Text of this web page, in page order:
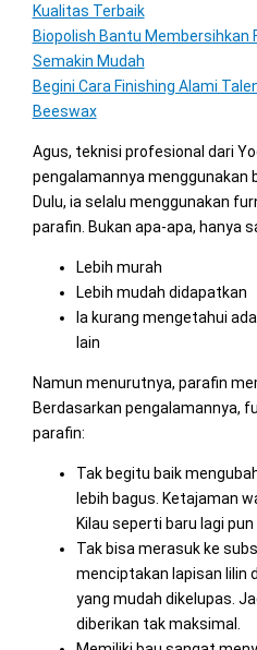
Kualitas Terbaik
Biopolish Bantu Membersihkan
Semakin Mudah
Begini Cara Finishing Alami
Beeswax
Agus, teknisi profesional dari
pengalamannya menggunakan
Dulu, ia selalu menggunakan
parafin. Bukan apa-apa, hanya
Lebih murah
Lebih mudah didapatkan
Ia kurang mengetahui
lain
Namun menurutnya, parafin
Berdasarkan pengalamannya,
parafin:
Tak begitu baik
lebih bagus. Ketajaman
Kilau seperti baru lagi
Tak bisa merasuk ke
menciptakan lapisan lilin
yang mudah dikelupas.
diberikan tak maksimal.